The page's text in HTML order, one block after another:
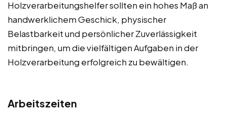
Holzverarbeitungshelfer sollten ein hohes Maß an
handwerklichem Geschick, physischer
Belastbarkeit und persönlicher Zuverlässigkeit
mitbringen, um die vielfältigen Aufgaben in der
Holzverarbeitung erfolgreich zu bewältigen.
Arbeitszeiten